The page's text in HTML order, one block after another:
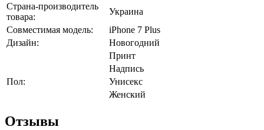
Страна-производитель
товара:
Украина
Совместимая модель:
iPhone 7 Plus
Дизайн:
Новогодний
Принт
Надпись
Пол:
Унисекс
Женский
Отзывы